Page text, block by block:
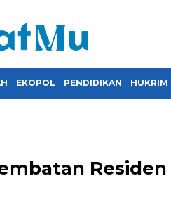
EKOPOL PENDIDIKAN HUKRIM